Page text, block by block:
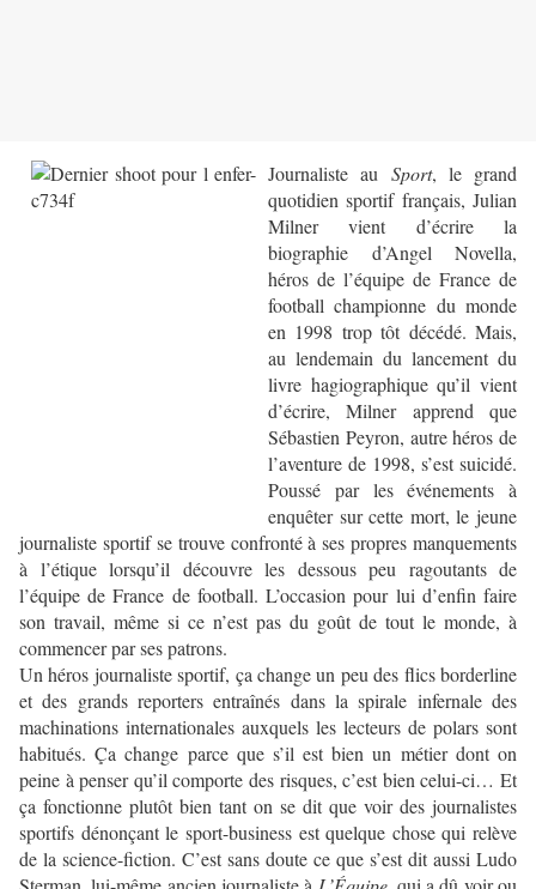
Journaliste au Sport, le grand
quotidien sportif français, Julian
Milner vient d’écrire la
biographie d’Angel Novella,
héros de l’équipe de France de
football championne du monde
en 1998 trop tôt décédé. Mais,
au lendemain du lancement du
livre hagiographique qu’il vient
d’écrire, Milner apprend que
Sébastien Peyron, autre héros de
l’aventure de 1998, s’est suicidé.
Poussé par les événements à
enquêter sur cette mort, le jeune
journaliste sportif se trouve confronté à ses propres manquements
à l’étique lorsqu’il découvre les dessous peu ragoutants de
l’équipe de France de football. L’occasion pour lui d’enfin faire
son travail, même si ce n’est pas du goût de tout le monde, à
commencer par ses patrons.
Un héros journaliste sportif, ça change un peu des flics borderline
et des grands reporters entraînés dans la spirale infernale des
machinations internationales auxquels les lecteurs de polars sont
habitués. Ça change parce que s’il est bien un métier dont on
peine à penser qu’il comporte des risques, c’est bien celui-ci… Et
ça fonctionne plutôt bien tant on se dit que voir des journalistes
sportifs dénonçant le sport-business est quelque chose qui relève
de la science-fiction. C’est sans doute ce que s’est dit aussi Ludo